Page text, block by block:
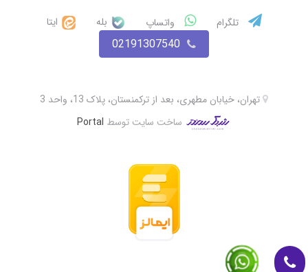
تلگرام واتساپ بله ایتا
02191307540
ساخت سایت توسط Portal
تهران، خیابان مطهری، بعد از ترکمنستان، پلاک 13، واحد 3